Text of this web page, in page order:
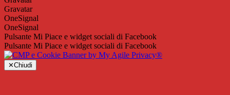
Gravatar
OneSignal
OneSignal
Pulsante Mi Piace e widget sociali di Facebook
Pulsante Mi Piace e widget sociali di Facebook
✕Chiudi